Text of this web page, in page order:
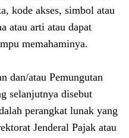
kode akses, simbol atau
atau arti atau dapat
memahaminya.
dan/atau Pemungutan
selanjutnya disebut
perangkat lunak yang
Jenderal Pajak atau